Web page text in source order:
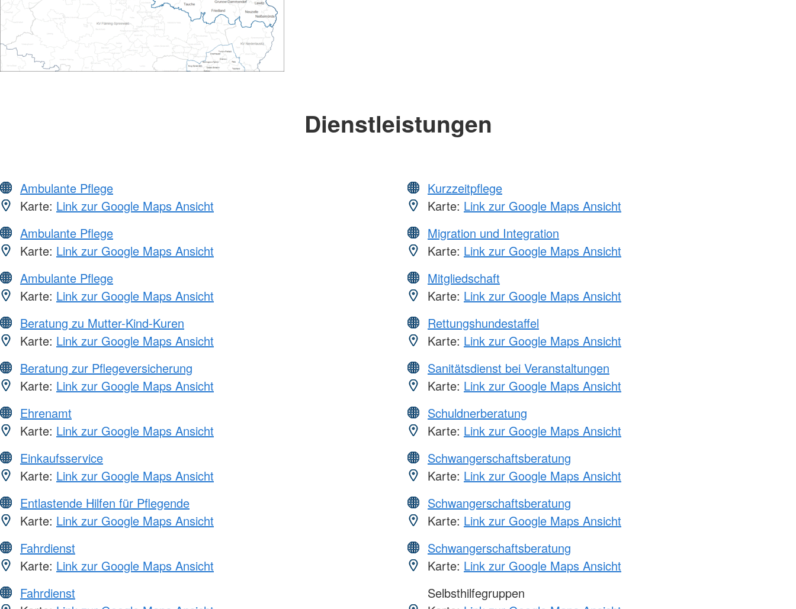
Dienstleistungen
Ambulante Pflege
Karte: Link zur Google Maps Ansicht
Ambulante Pflege
Karte: Link zur Google Maps Ansicht
Ambulante Pflege
Karte: Link zur Google Maps Ansicht
Beratung zu Mutter-Kind-Kuren
Karte: Link zur Google Maps Ansicht
Beratung zur Pflegeversicherung
Karte: Link zur Google Maps Ansicht
Ehrenamt
Karte: Link zur Google Maps Ansicht
Einkaufsservice
Karte: Link zur Google Maps Ansicht
Entlastende Hilfen für Pflegende
Karte: Link zur Google Maps Ansicht
Fahrdienst
Karte: Link zur Google Maps Ansicht
Fahrdienst
Kurzzeitpflege
Karte: Link zur Google Maps Ansicht
Migration und Integration
Karte: Link zur Google Maps Ansicht
Mitgliedschaft
Karte: Link zur Google Maps Ansicht
Rettungshundestaffel
Karte: Link zur Google Maps Ansicht
Sanitätsdienst bei Veranstaltungen
Karte: Link zur Google Maps Ansicht
Schuldnerberatung
Karte: Link zur Google Maps Ansicht
Schwangerschaftsberatung
Karte: Link zur Google Maps Ansicht
Schwangerschaftsberatung
Karte: Link zur Google Maps Ansicht
Schwangerschaftsberatung
Karte: Link zur Google Maps Ansicht
Selbsthilfegruppen